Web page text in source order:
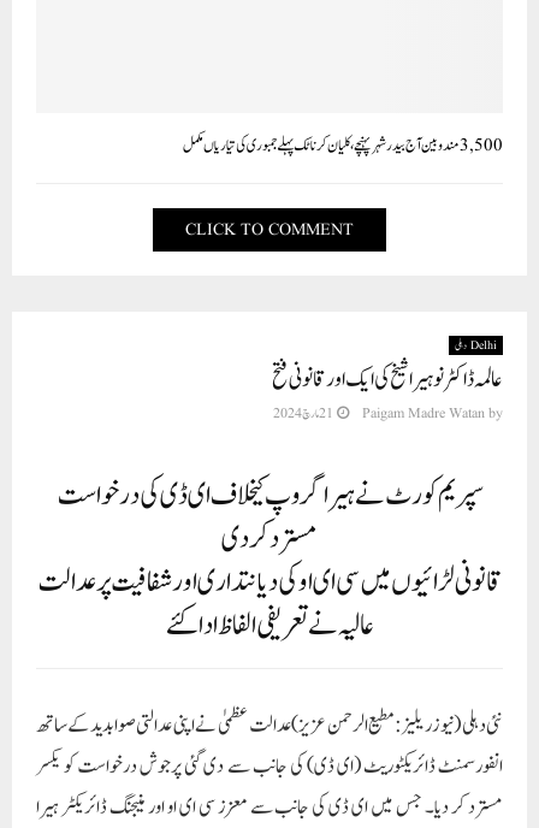
3,500 مندوبین آج بیدر شہر پہنچے،کلیان کرناٹک پہلے جمبوری کی تیاریاں مکمل
CLICK TO COMMENT
Delhi دہلی
عالمہ ڈاکٹر نوہیرا شیخ کی ایک اور قانونی فتح
by
Paigam Madre Watan 21 مارچ 2024
سپریم کورٹ نے ہیرا گروپ کیخلاف ای ڈی کی درخواست
مسترد کر دی
قانونی لڑائیوں میں سی ای او کی دیانتداری اور شفافیت پر عدالت
عالیہ نے تعریفی الفاظ ادا کئے
نئی دہلی (نیوز ریلیز: مطیع الرحمن عزیز) عدالت عظمیٰ نے اپنی عدالتی صوابدید کے ساتھ
انفورسمنٹ ڈائریکٹوریٹ (ای ڈی) کی جانب سے دی گئی پرجوش درخواست کو یکسر
مسترد کر دیا۔ جس میں ای ڈی کی جانب سے معزز سی ای او اور منیجنگ ڈائریکٹر ہیرا